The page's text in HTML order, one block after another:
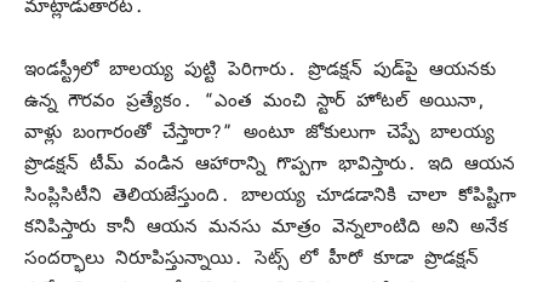
ఇండస్ట్రీలో బాలయ్య పుట్టి పెరిగారు. ప్రొడక్షన్ పుడ్‌పై ఆయనకు
ఉన్న గౌరవం ప్రత్యేకం. “ఎంత మంచి స్టార్ హోటల్ అయినా,
వాళ్లు బంగారంతో చేస్తారా?” అంటూ జోకులుగా చెప్పే బాలయ్య
ప్రొడక్షన్ టీమ్ వండిన ఆహారాన్ని గొప్పగా భావిస్తారు. ఇది ఆయన
సింప్లిసిటీని తెలియజేస్తుంది. బాలయ్య చూడడానికి చాలా కోపిష్టిగా
కనిపిస్తారు కానీ ఆయన మనసు మాత్రం వెన్నలాంటిది అని అనేక
సందర్భాలు నిరూపిస్తున్నాయి. సెట్స్ లో హీరో కూడా ప్రొడక్షన్